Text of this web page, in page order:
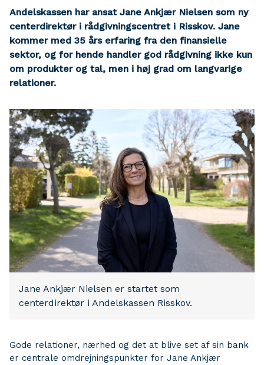
Andelskassen har ansat Jane Ankjær Nielsen som ny
centerdirektør i rådgivningscentret i Risskov. Jane
kommer med 35 års erfaring fra den finansielle
sektor, og for hende handler god rådgivning ikke kun
om produkter og tal, men i høj grad om langvarige
relationer.
Jane Ankjær Nielsen er startet som
centerdirektør i Andelskassen Risskov.
Gode relationer, nærhed og det at blive set af sin bank
er centrale omdrejningspunkter for Jane Ankjær